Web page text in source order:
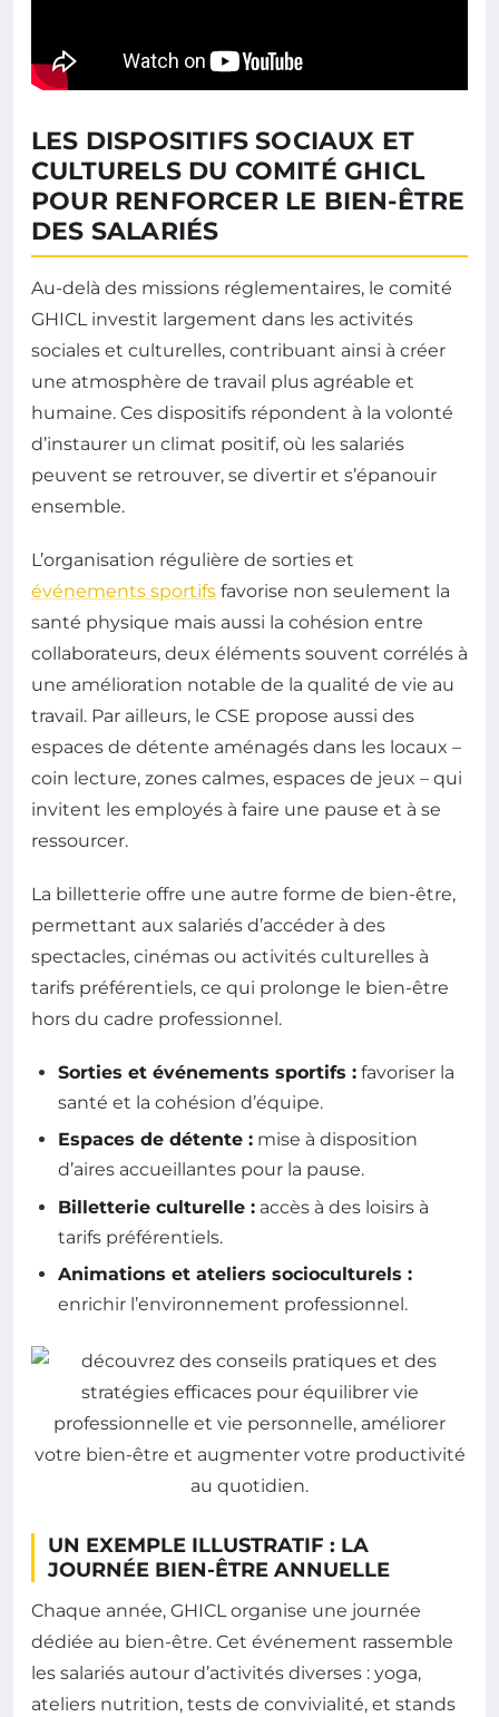
LES DISPOSITIFS SOCIAUX ET
CULTURELS DU COMITÉ GHICL
POUR RENFORCER LE BIEN-ÊTRE
DES SALARIÉS
Au-delà des missions réglementaires, le comité
GHICL investit largement dans les activités
sociales et culturelles, contribuant ainsi à créer
une atmosphère de travail plus agréable et
humaine. Ces dispositifs répondent à la volonté
d’instaurer un climat positif, où les salariés
peuvent se retrouver, se divertir et s’épanouir
ensemble.
L’organisation régulière de sorties et
événements sportifs favorise non seulement la
santé physique mais aussi la cohésion entre
collaborateurs, deux éléments souvent corrélés à
une amélioration notable de la qualité de vie au
travail. Par ailleurs, le CSE propose aussi des
espaces de détente aménagés dans les locaux –
coin lecture, zones calmes, espaces de jeux – qui
invitent les employés à faire une pause et à se
ressourcer.
La billetterie offre une autre forme de bien-être,
permettant aux salariés d’accéder à des
spectacles, cinémas ou activités culturelles à
tarifs préférentiels, ce qui prolonge le bien-être
hors du cadre professionnel.
Sorties et événements sportifs : favoriser la
santé et la cohésion d’équipe.
Espaces de détente : mise à disposition
d’aires accueillantes pour la pause.
Billetterie culturelle : accès à des loisirs à
tarifs préférentiels.
Animations et ateliers socioculturels :
enrichir l’environnement professionnel.
UN EXEMPLE ILLUSTRATIF : LA
JOURNÉE BIEN-ÊTRE ANNUELLE
Chaque année, GHICL organise une journée
dédiée au bien-être. Cet événement rassemble
les salariés autour d’activités diverses : yoga,
ateliers nutrition, tests de convivialité, et stands